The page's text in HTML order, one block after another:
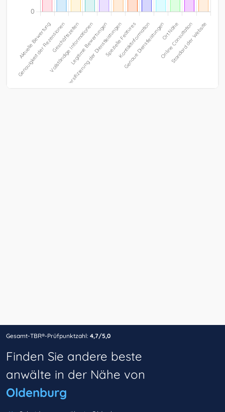
Gesamt-TBR®-Prüfpunktzahl: 4,7/5,0
Finden Sie andere beste
anwälte in der Nähe von
Oldenburg